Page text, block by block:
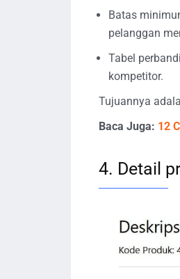
Batas
pelanggan
Tabel
kompetitor.
Tujuannya
Baca Juga: 12
4. Detail